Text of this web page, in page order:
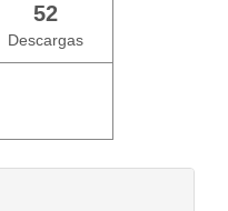
52
Descargas